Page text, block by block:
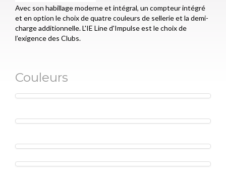
P Series
Contact
Avec son habillage moderne et intégral, un compteur intégré
et en option le choix de quatre couleurs de sellerie et la demi-
charge additionnelle. L'IE Line d'Impulse est le choix de
l’exigence des Clubs.
Couleurs